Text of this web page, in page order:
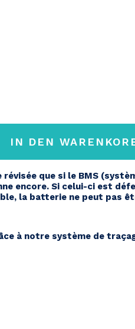
IN DEN
que si le BMS
encore. Si celui-ci est
la batterie ne peut pas
à notre système de